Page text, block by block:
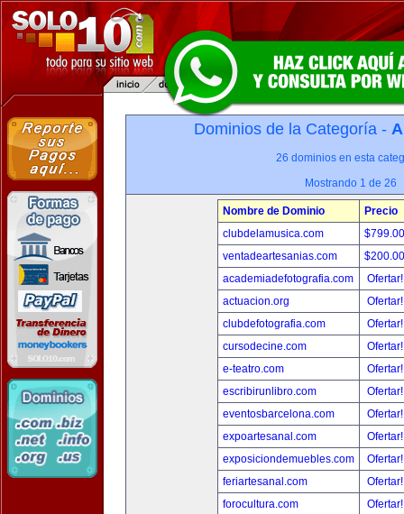
Dominios de la Categoría -
26 dominios en esta
Mostrando 1 de 26
Nombre de Dominio
Precio
clubdelamusica.com
ventadeartesanias.com
academiadefotografia.com
actuacion.org
clubdefotografia.com
cursodecine.com
e-teatro.com
escribirunlibro.com
eventosbarcelona.com
expoartesanal.com
exposiciondemuebles.com
feriartesanal.com
forocultura.com